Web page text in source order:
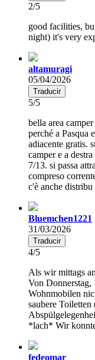
2/5
good facilities,
night) it's very
altamuragi
05/04/2026
Traducir
5/5
bella area
perché a Pasqua
adiacente gratis.
camper e a
7/13. si passa
compreso
c'è anche distribu
Bluemchen1221
31/03/2026
Traducir
4/5
Als wir mittags
Von Donnerstag,
Wohnmobilen
saubere
*lach* Wir
fedeomar